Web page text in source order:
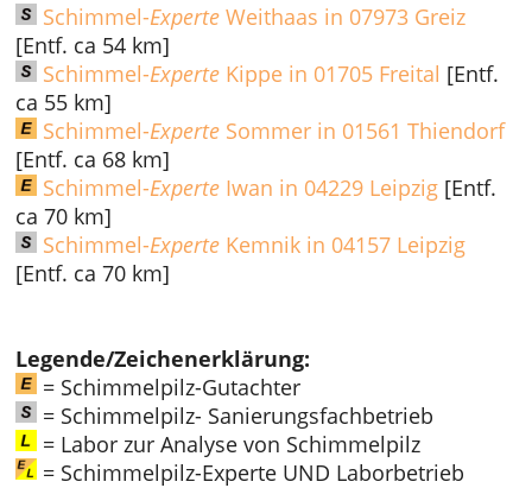
Schimmel-Experte Weithaas in 07973 Greiz
[Entf. ca 54 km]
Schimmel-Experte Kippe in 01705 Freital [Entf.
ca 55 km]
Schimmel-Experte Sommer in 01561 Thiendorf
[Entf. ca 68 km]
Schimmel-Experte Iwan in 04229 Leipzig [Entf.
ca 70 km]
Schimmel-Experte Kemnik in 04157 Leipzig
[Entf. ca 70 km]
Legende/Zeichenerklärung:
= Schimmelpilz-Gutachter
= Schimmelpilz- Sanierungsfachbetrieb
= Labor zur Analyse von Schimmelpilz
= Schimmelpilz-Experte UND Laborbetrieb